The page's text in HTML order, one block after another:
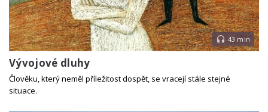
43 min
Vývojové dluhy
Člověku, který neměl příležitost dospět, se vracejí stále stejné
situace.